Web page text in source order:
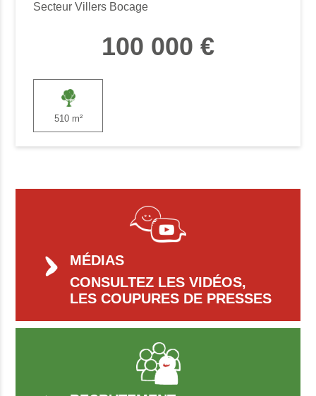
Secteur Villers Bocage
100 000 €
510 m²
MÉDIAS
CONSULTEZ LES VIDÉOS,
LES COUPURES DE PRESSES